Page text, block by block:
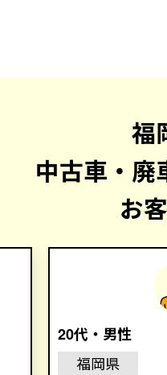
福
中古車・廃
お
20代・男性
福岡県